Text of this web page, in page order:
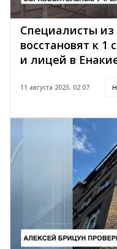
Специалисты
восстановят к 1
и лицей в
11 августа 2023, 02:07